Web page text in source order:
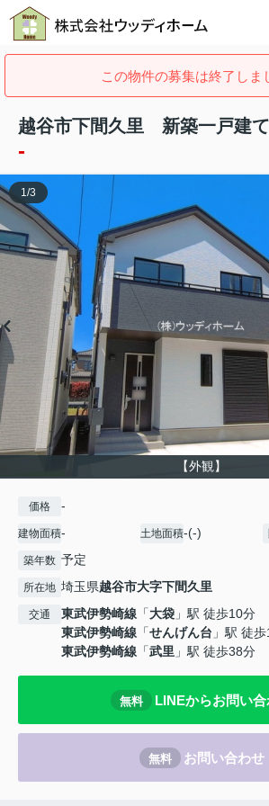
この物件の募集は終了しま
越谷市下間久里 新築一戸建
-
【外観】
1/3
価格 -
建物面積- 土地面積-(-)
築年数 予定
所在地 埼玉県越谷市大字下間久里
交通 東武伊勢崎線 「大袋 」駅 徒歩10分
東武伊勢崎線 「せんげん台 」駅 徒
東武伊勢崎線 「武里 」駅 徒歩38分
無料 LINEからお問い合
無料 お問い合わせ